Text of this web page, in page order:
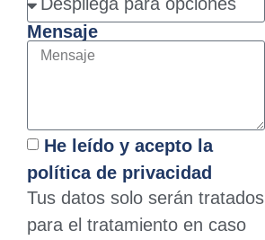
Mensaje
He leído y acepto la
política de privacidad
Tus datos solo serán tratados
para el tratamiento en caso